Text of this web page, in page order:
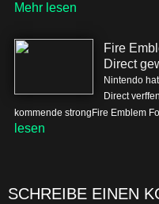
Mehr lesen
Fire
Direct
Nintendo
Direct
kommende strongFire Emblem
lesen
SCHREIBE EINEN